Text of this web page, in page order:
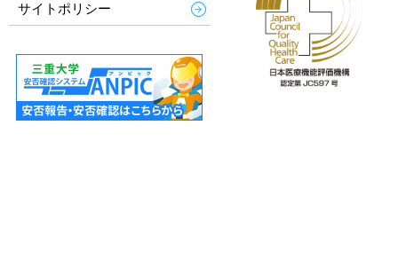
サイトポリシー